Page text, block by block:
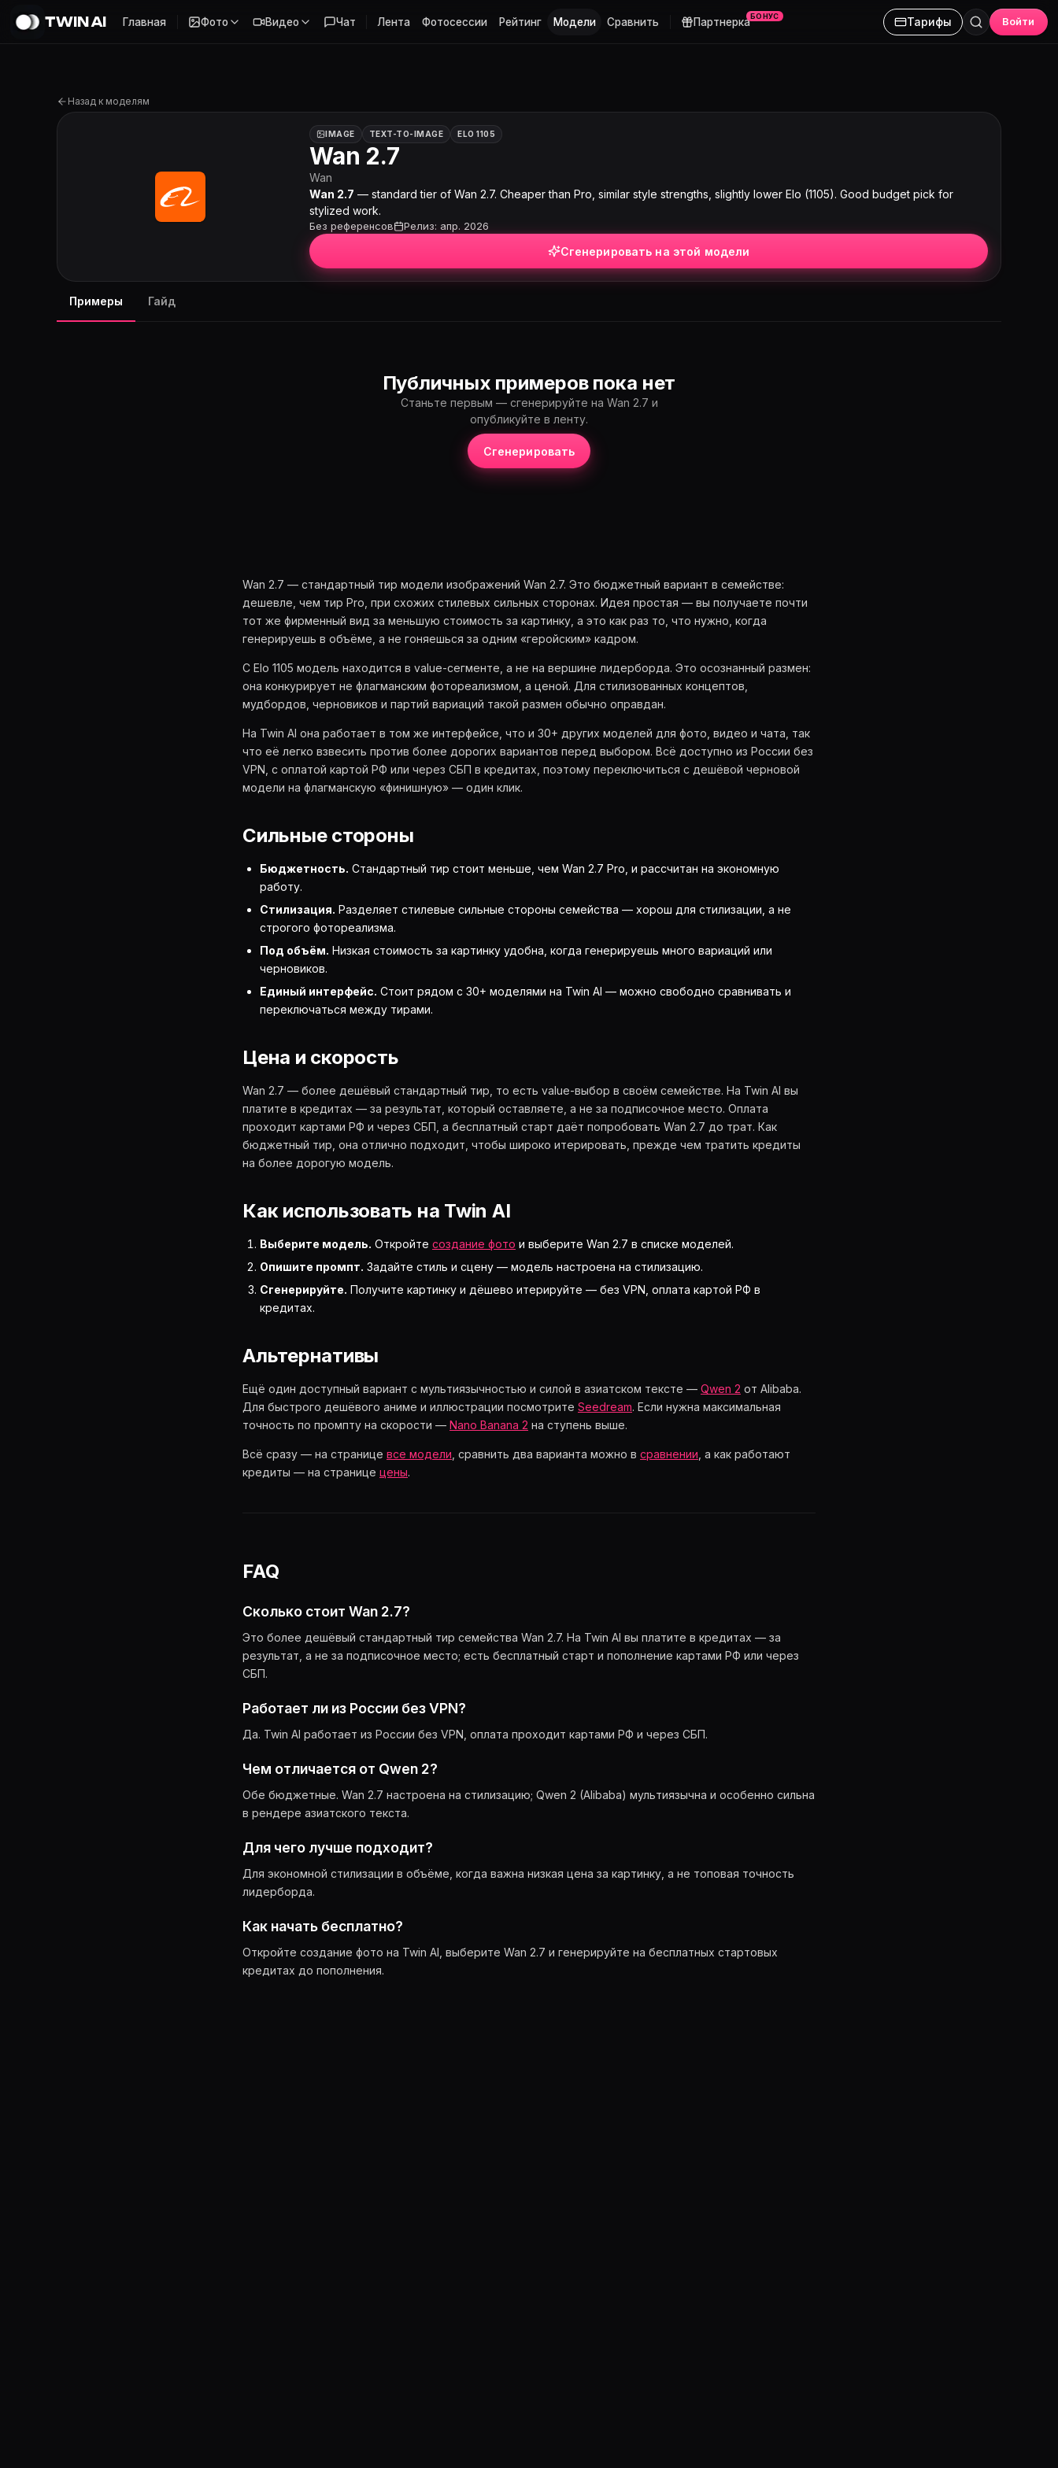
TWIN AI Главная Фото Видео Чат Лента Фотосессии Рейтинг Модели Сравнить ПартнеркаБОНУС Тарифы Войти
Назад к моделям
IMAGE TEXT-TO-IMAGE ELO 1105
Wan 2.7
Wan
Wan 2.7 — standard tier of Wan 2.7. Cheaper than Pro, similar style strengths, slightly lower Elo (1105). Good budget pick for
stylized work.
Без референсов Релиз: апр. 2026
Сгенерировать на этой модели
Примеры Гайд
Публичных примеров пока нет
Станьте первым — сгенерируйте на Wan 2.7 и
опубликуйте в ленту.
Сгенерировать
Wan 2.7 — стандартный тир модели изображений Wan 2.7. Это бюджетный вариант в семействе:
дешевле, чем тир Pro, при схожих стилевых сильных сторонах. Идея простая — вы получаете почти
тот же фирменный вид за меньшую стоимость за картинку, а это как раз то, что нужно, когда
генерируешь в объёме, а не гоняешься за одним «геройским» кадром.
С Elo 1105 модель находится в value-сегменте, а не на вершине лидерборда. Это осознанный размен:
она конкурирует не флагманским фотореализмом, а ценой. Для стилизованных концептов,
мудбордов, черновиков и партий вариаций такой размен обычно оправдан.
На Twin AI она работает в том же интерфейсе, что и 30+ других моделей для фото, видео и чата, так
что её легко взвесить против более дорогих вариантов перед выбором. Всё доступно из России без
VPN, с оплатой картой РФ или через СБП в кредитах, поэтому переключиться с дешёвой черновой
модели на флагманскую «финишную» — один клик.
Сильные стороны
Бюджетность. Стандартный тир стоит меньше, чем Wan 2.7 Pro, и рассчитан на экономную
работу.
Стилизация. Разделяет стилевые сильные стороны семейства — хорош для стилизации, а не
строгого фотореализма.
Под объём. Низкая стоимость за картинку удобна, когда генерируешь много вариаций или
черновиков.
Единый интерфейс. Стоит рядом с 30+ моделями на Twin AI — можно свободно сравнивать и
переключаться между тирами.
Цена и скорость
Wan 2.7 — более дешёвый стандартный тир, то есть value-выбор в своём семействе. На Twin AI вы
платите в кредитах — за результат, который оставляете, а не за подписочное место. Оплата
проходит картами РФ и через СБП, а бесплатный старт даёт попробовать Wan 2.7 до трат. Как
бюджетный тир, она отлично подходит, чтобы широко итерировать, прежде чем тратить кредиты
на более дорогую модель.
Как использовать на Twin AI
Выберите модель. Откройте создание фото и выберите Wan 2.7 в списке моделей.
Опишите промпт. Задайте стиль и сцену — модель настроена на стилизацию.
Сгенерируйте. Получите картинку и дёшево итерируйте — без VPN, оплата картой РФ в
кредитах.
Альтернативы
Ещё один доступный вариант с мультиязычностью и силой в азиатском тексте — Qwen 2 от Alibaba.
Для быстрого дешёвого аниме и иллюстрации посмотрите Seedream. Если нужна максимальная
точность по промпту на скорости — Nano Banana 2 на ступень выше.
Всё сразу — на странице все модели , сравнить два варианта можно в сравнении , а как работают
кредиты — на странице цены.
FAQ
Сколько стоит Wan 2.7?
Это более дешёвый стандартный тир семейства Wan 2.7. На Twin AI вы платите в кредитах — за
результат, а не за подписочное место; есть бесплатный старт и пополнение картами РФ или через
СБП.
Работает ли из России без VPN?
Да. Twin AI работает из России без VPN, оплата проходит картами РФ и через СБП.
Чем отличается от Qwen 2?
Обе бюджетные. Wan 2.7 настроена на стилизацию; Qwen 2 (Alibaba) мультиязычна и особенно сильна
в рендере азиатского текста.
Для чего лучше подходит?
Для экономной стилизации в объёме, когда важна низкая цена за картинку, а не топовая точность
лидерборда.
Как начать бесплатно?
Откройте создание фото на Twin AI, выберите Wan 2.7 и генерируйте на бесплатных стартовых
кредитах до пополнения.